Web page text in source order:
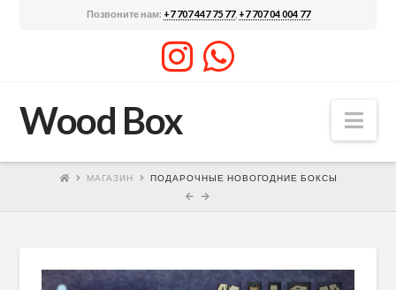
Позвоните нам: +7 707 447 75 77, +7 707 04 004 77
Wood Box
МАГАЗИН ПОДАРОЧНЫЕ НОВОГОДНИЕ БОКСЫ